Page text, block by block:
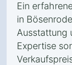
Ein
in
Ausstattung
Expertise